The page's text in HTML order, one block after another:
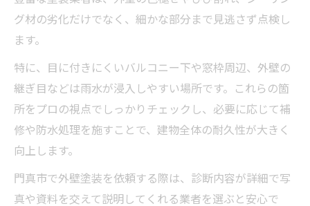
グ材の劣化だけでなく、細かな部分まで見逃さず点検し
ます。
特に、目に付きにくいバルコニー下や窓枠周辺、外壁の
継ぎ目などは雨水が浸入しやすい場所です。これらの箇
所をプロの視点でしっかりチェックし、必要に応じて補
修や防水処理を施すことで、建物全体の耐久性が大きく
向上します。
門真市で外壁塗装を依頼する際は、診断内容が詳細で写
真や資料を交えて説明してくれる業者を選ぶと安心で